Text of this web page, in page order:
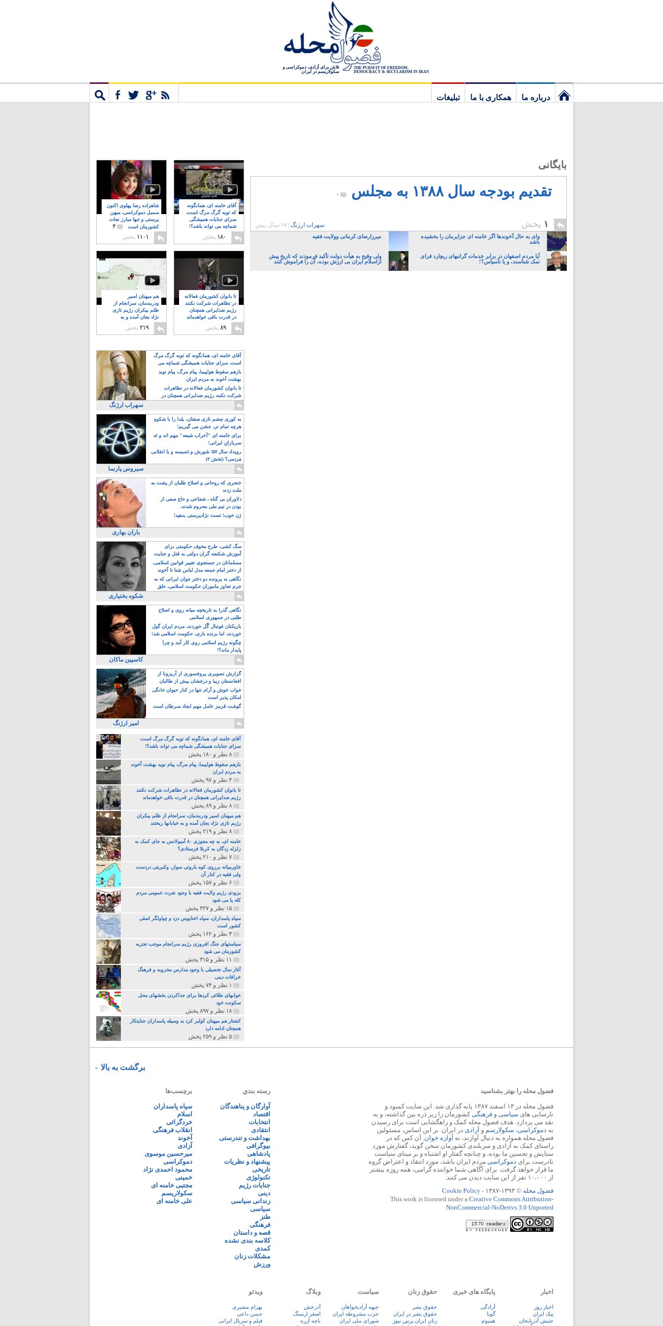
THE PURSUIT OF FREEDOM,
DEMOCRACY & SECULARISM IN IRAN
تلاش برای آزادی، دموکراسی و
سکولاریسم در ایران
درباره ما همکاری با ما
تبلیغات
بایگانی
تقدیم بودجه سال ۱۳۸۸ به مجلس ۰
۱ پخش سهراب ارژنگ ۱۷ سال پیش
وای به حال آخوندها اگر خامنه ای جزایرمان را بخشیده
باشد
میرزارضای کرمانی وولایت فقیه
آیا مردم اصفهان در برابر خدمات گرانبهای ریچارد فرای
نمک شناسند، و یا ناسپاس؟!
ولی وقیح به هیأت دولت تأکید فرمودند که تاریخ پیش
ازاسلام ایران بی ارزش بوده، آن را فراموش کنند
شاهزاده رضا پهلوی اکنون
سمبل دموکراسی، میهن
پرستی و تنها مبارز نجات
کشورمان است
۴
۱۱۰۱ پخش
آقای خامنه ای، همانگونه
که توبه گرگ مرگ است،
سزای جنایات همیشگی
شماچه می تواند باشد؟!
۸
۱۸۰ پخش
هم میهنان اسیر
ودربندمان، سرانجام از
ظلم بیکران رژیم تازی
نژاد بجان آمده و به
۲۱۹ پخش
تا بانوان کشورمان فعالانه
در تظاهرات شرکت نکنند
رژیم ضدایرانی همچنان
در قدرت باقی خواهدماند
۸
۸۹ پخش
آقای خامنه ای، همانگونه که توبه گرگ مرگ
است، سزای جنایات همیشگی شماچه می
تواند باشد؟!
بازهم سقوط هواپیما، پیام مرگ، پیام نوید
بهشت آخوند به مردم ایران
تا بانوان کشورمان فعالانه در تظاهرات
شرکت نکنند رژیم ضدایرانی همچنان در
قدرت باقی خواهدماند
سهراب ارژنگ
به کوری چشم تازی صفتان، یلدا را با شکوهِ
هرچه تمام تر، جشن می گیریم!
برای خامنه ای "اَعراب شیعه" مهم اند و نَه
سربازانِ ایرانی!
رویداد سال ۵۷؛ شورش و دَسیسه و یا انقلابی
مَردمی؟ (بَخش ۲)
سیروس پارسا
خنجری که روحانی و اصلاح طلبان از پشت به
ملت زدند
دلاوران بی گناه ، شجاعی و حاج صفی از
بودن در تیم ملی محروم شدند.
ژن خوب! تست نژادپرستی بدهید!
باران بهاری
سگ کشی، طرح مخوف حکومتی برای
آموزش شکنجه گران دولتی به قتل و جنایت
بیشتر
مسلمانان در جستجوی تغییر قوانین اسلامی،
از دختر امام جمعه مدل لباس شنا تا آخوند
مسلمان همجنسگرا!
نگاهی به پرونده دو دختر جوان ایرانی که به
جرم تجاوز ماموران حکومت اسلامی، حلق
آویز شدند!
شکوه بختیاری
نگاهی گذرا به تاریخچه میانه روی و اصلاح
طلبی در جمهوری اسلامی
بازیکنان فوتبال گًل خوردند، مردم ایران گول
خوردند، اما برنده بازی، حکومت اسلامی شد!
چگونه رژیم اسلامی روی کار آمد و چرا
پایدار ماند؟!
کاسپین ماکان
گزارش تصویری پروفسوری از آریزونا از
افغانستان زیبا و درخشان پیش از طالبان
خواب خوش و آرام تنها در کنار حیوان خانگی
امکان پذیر است
گوشت قرمز عامل مهم ایجاد سرطان است
امیر ارژنگ
آقای خامنه ای، همانگونه که توبه گرگ مرگ است،
سزای جنایات همیشگی شماچه می تواند باشد؟!
۸ نظر و ۱۸۰ پخش
بازهم سقوط هواپیما، پیام مرگ، پیام نوید بهشت آخوند
به مردم ایران
۴ نظر و ۹۷ پخش
تا بانوان کشورمان فعالانه در تظاهرات شرکت نکنند
رژیم ضدایرانی همچنان در قدرت باقی خواهدماند
۸ نظر و ۸۹ پخش
هم میهنان اسیر ودربندمان، سرانجام از ظلم بیکران
رژیم تازی نژاد بجان آمده و به خبابانها ریختند
۸ نظر و ۲۱۹ پخش
خامنه ای، به چه مجوزی ۸۰ آمبولانس به جای کمک به
زلزله زدگان به کربلا فرستادی؟
۷ نظر و ۲۱۰ پخش
خاورمیانه برروی کوه باروتی سوار، وکبریتی دردست
ولی فقیه در کنار آن
۶ نظر و ۱۵۷ پخش
بزودی رژیم ولایت فقیه با وجود نفرت عمومی مردم
کله پا می شود
۱۵ نظر و ۳۲۷ پخش
سپاه پاسداران، سپاه اختاپوس دزد و چپاولگر اصلی
کشور است
۳ نظر و ۱۶۲ پخش
سیاستهای جنگ افروزی رژیم سرانجام موجب تجزیه
کشورمان می شود
۱۱ نظر و ۳۱۵ پخش
آغاز سال تحصیلی با وجود مدارس مخروبه و فرهنگ
خرافات دینی
۱ نظر و ۷۴ پخش
خوابهای طلائی کردها برای جداکردن بخشهای محل
سکونت خود
۱۸ نظر و ۸۹۷ پخش
کشتار هم میهنان کولبر کرد به وسیله پاسداران جنایتکار
همچنان ادامه دارد
۵ نظر و ۲۵۹ پخش
برگشت به بالا
فضول محله را بهتر بشناسید
فضول محله در ۱۳ اسفند ۱۳۸۷ پایه گذاری شد. این سایت کمبود و
نارسایی های سیاسی و فرهنگیکشورمان را زیر ذره بین گذاشته، و به
نقد می پردازد. هدف فضول محله کمک و راهگشایی است برای رسیدن
به دموکراسی، سکولارسم و آزادی در ایران. بر این اساس، مسئولین
فضول محله همواره به دنبال آوازند، نه آوازه خوان. آن کس که در
راستای کمک به آزادی و سربلندی کشورمان سخن گوید، گفتارش مورد
ستایش و تحسین ما بوده، و چنانچه گفتار او اشتباه و بر مبنای سیاست
نادرست برای دموکراسی مردم ایران باشد، مورد انتقاد و اعتراض گروه
ما قرار خواهد گرفت. برای آگاهی شما خواننده گرامی، همه روزه بیشتر
از ۱۰،۰۰۰ نفر از این سایت دیدن می کنند.
فضول محله © ۱۳۹۳-۱۳۸۷ -
Cookie Policy
This work is licensed under a Creative Commons Attribution-
NonCommercial-NoDerivs 3.0 Unported
رسته بندي
آوارگان و پناهندگان
اقتصاد
انتخابات
انتقادی
بهداشت و تندرستی
بیوگرافی
پادشاهی
پیشنهاد و نظریات
تاریخی
تکنولوژی
جنایات رژیم
دینی
زندانی سیاسی
سیاسی
طنز
فرهنگی
قصه و داستان
کلاسه بندی نشده
کمدی
مشکلات زنان
ورزش
برچسب‌ها
سپاه پاسداران
اسلام
خردگرائی
انقلاب فرهنگی
آخوند
آزادی
میرحسین موسوی
دموکراسی
محمود احمدی نژاد
خمینی
مجتبی خامنه ای
سکولاریسم
علی خامنه ای
اخبار
اخبار روز
پيک ايران
جنبش آذربایجان
پایگاه های خبری
آزادگی
گویا
همبوم
حقوق زنان
حقوق بشر
حقوق بشر در ایران
زنان ايران پرس نيوز
سیاست
جبهه آزادیخواهان
حزب مشروطه ایران
شورای ملی ایران
وبلاگ
آذرخش
اصغر ارسنگ
باچه آزره
ویدئو
بهرام مشیری
حسن داعی
فيلم و سريال ايرانی